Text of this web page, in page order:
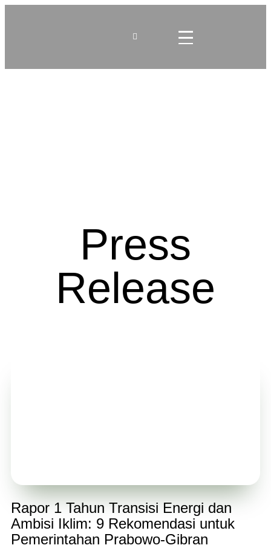
Press
Release
Rapor 1 Tahun Transisi Energi dan
Ambisi Iklim: 9 Rekomendasi untuk
Pemerintahan Prabowo-Gibran